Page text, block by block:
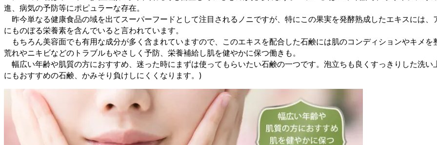
進、病気の予防等にポピュラーな存在。
昨今単なる健康食品の域を出てスーパーフードとして注目されるノニですが、特にこの果実を発酵熟成したエキスには
にものぼる栄養素を含んでいると言われています。
もちろん美容面でも有用な成分が多く含まれていますので、このエキスを配合した石鹸には肌のコンディションやキメ
荒れやニキビなどのトラブルもやさしく予防、栄養補給し肌を健やかに保つ働きも。
幅広い年齢や肌質の方におすすめ、迷った時にまずは使ってもらいたい石鹸の一つです。泡立ちも良くすっきりした洗
にもおすすめの石鹸、かみそり負けしにくくなります。)